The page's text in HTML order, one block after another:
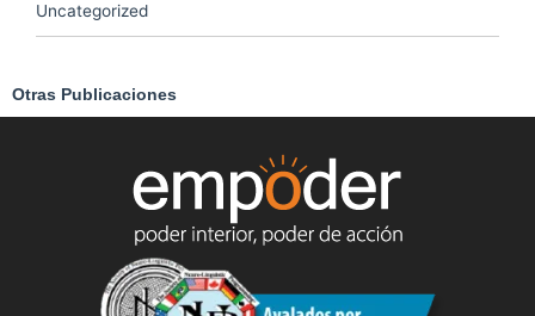
Uncategorized
Otras Publicaciones